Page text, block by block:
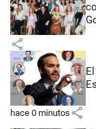
share
hace 0 minutos share